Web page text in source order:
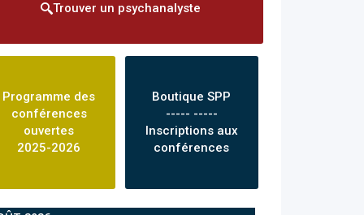
Trouver un psychanalyste
Programme des
conférences
ouvertes
2025-2026
Boutique SPP
----- -----
Inscriptions aux
conférences